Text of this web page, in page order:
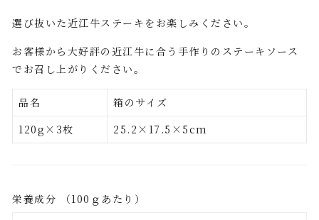
選び抜いた近江牛ステーキをお楽しみください。
お客様から大好評の近江牛に合う手作りのステーキソース
でお召し上がりください。
品名
箱のサイズ
120g×3枚
25.2×17.5×5cm
栄養成分 （100ｇあたり）